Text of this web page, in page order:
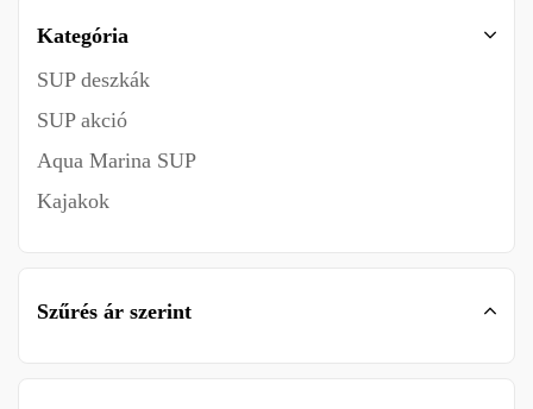
Kategória
SUP deszkák
SUP akció
Aqua Marina SUP
Kajakok
Szűrés ár szerint